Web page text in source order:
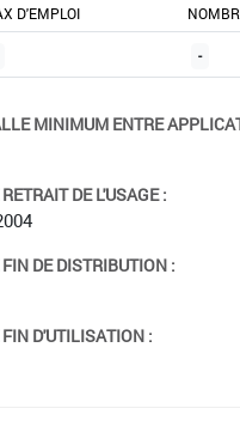
D'EMPLOI
-
MINIMUM ENTRE
DE L'USAGE :
FIN DE DISTRIBUTION :
FIN D'UTILISATION :